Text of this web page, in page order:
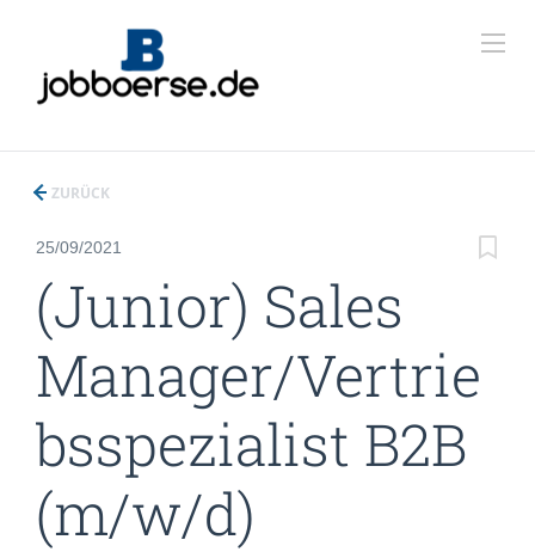
ZURÜCK
25/09/2021
(Junior) Sales
Manager/Vertrie
bsspezialist B2B
(m/w/d)